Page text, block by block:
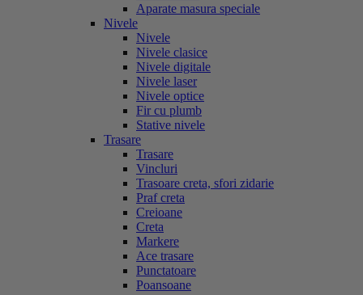
Aparate masura speciale
Nivele
Nivele
Nivele clasice
Nivele digitale
Nivele laser
Nivele optice
Fir cu plumb
Stative nivele
Trasare
Trasare
Vincluri
Trasoare creta, sfori zidarie
Praf creta
Creioane
Creta
Markere
Ace trasare
Punctatoare
Poansoane